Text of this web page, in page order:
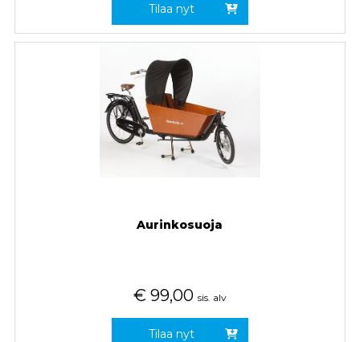
Tilaa nyt
Aurinkosuoja
€ 99,00 sis. alv
Tilaa nyt